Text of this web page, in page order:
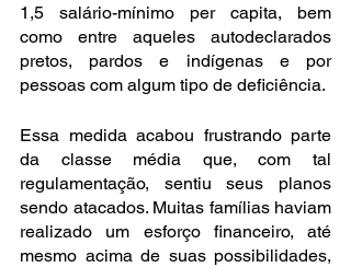
1,5 salário-mínimo per capita, bem
como entre aqueles autodeclarados
pretos, pardos e indígenas e por
pessoas com algum tipo de deficiência.
Essa medida acabou frustrando parte
da classe média que, com tal
regulamentação, sentiu seus planos
sendo atacados. Muitas famílias haviam
realizado um esforço financeiro, até
mesmo acima de suas possibilidades,